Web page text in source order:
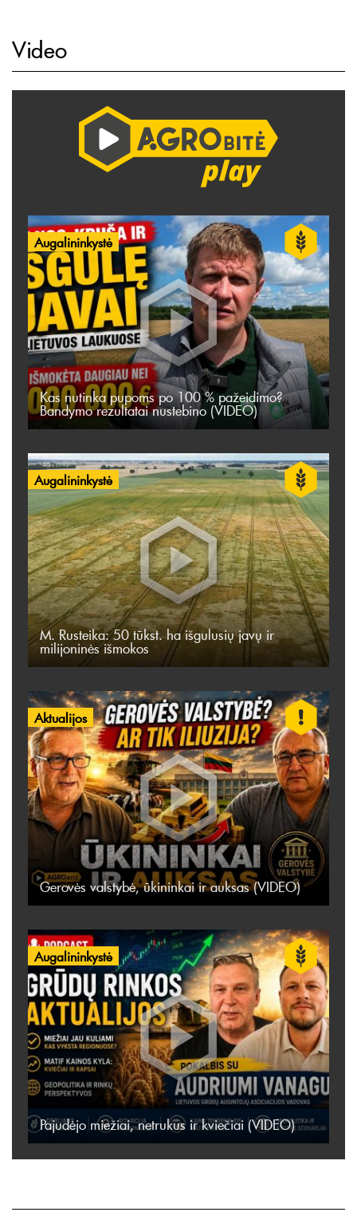
Video
Augalininkystė
Kas nutinka pupoms po 100 % pažeidimo?
Bandymo rezultatai nustebino (VIDEO)
Augalininkystė
M. Rusteika: 50 tūkst. ha išgulusių javų ir
milijoninės išmokos
Aktualijos
Gerovės valstybė, ūkininkai ir auksas (VIDEO)
Augalininkystė
Pajudėjo miežiai, netrukus ir kviečiai (VIDEO)